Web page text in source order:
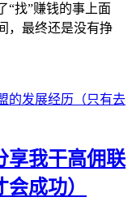
“找”赚钱的事上面
，最终还是没有挣
享我干高佣联
成功）